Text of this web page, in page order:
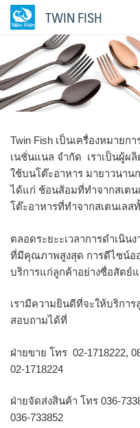
Skip
TWIN FISH
Twin Fish เป็นเครื่องหมายก
เนชั่นแนล จำกัด เราเป็นผู้ผ
ใช้บนโต๊ะอาหาร มายาวนา
ได้แก่ ช้อนส้อมที่ทำจากสเต
โต๊ะอาหารที่ทำจากสเตนเล
ตลอดระยะะเวลาการดำเนิน
ที่มีคุณภาพสูงสุด การดีไซน์
บริการแก่ลูกค้าอย่างซื่อสัตย์แ
เรามีความยินดีที่จะให้บริกา
สอบถามได้ที่
ฝ่ายขาย โทร 02-1718222,
02-1718224
ฝ่ายจัดส่งสินค้า โทร 036-
036-733852